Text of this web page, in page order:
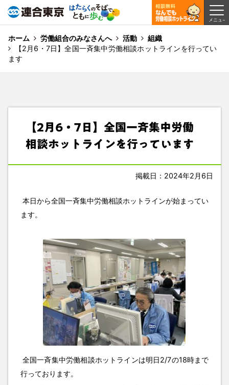
ホーム 労働組合のみなさんへ 活動
組織
【2月6・7日】全国一斉集中労働相談ホットラインを行ってい
ます
【2月6・7日】全国一斉集中労働
相談ホットラインを行っています
掲載日：2024年2月6日
本日から全国一斉集中労働相談ホットラインが始まってい
ます。
全国一斉集中労働相談ホットラインは明日2/7の18時まで
行っております。